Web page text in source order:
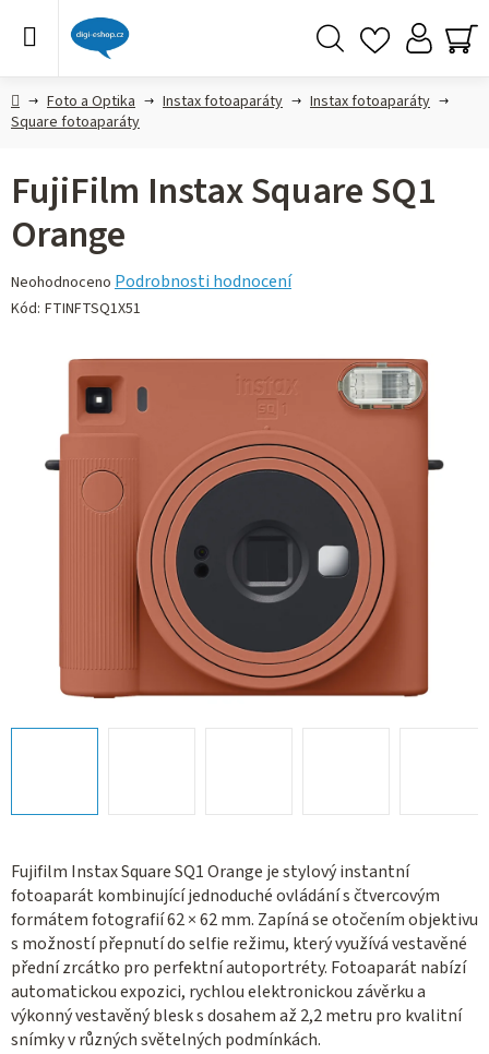
DomůFoto a Optika Instax fotoaparáty
Instax fotoaparáty
Square fotoaparáty
Fujifilm Instax Square SQ1 Orange je stylový instantní
fotoaparát kombinující jednoduché ovládání s čtvercovým
formátem fotografií 62 × 62 mm. Zapíná se otočením objektivu
s možností přepnutí do selfie režimu, který využívá vestavěné
přední zrcátko pro perfektní autoportréty. Fotoaparát nabízí
automatickou expozici, rychlou elektronickou závěrku a
výkonný vestavěný blesk s dosahem až 2,2 metru pro kvalitní
snímky v různých světelných podmínkách.
FujiFilm Instax Square SQ1
Orange
Průměrné
hodnocení
hvězdiček.
Neohodnoceno Podrobnosti hodnocení
Kód: FTINFTSQ1X51